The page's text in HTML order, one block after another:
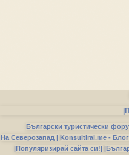
Български туристически
На Северозапад | Konsultirai.me -
|Популяризирай сайта си!|